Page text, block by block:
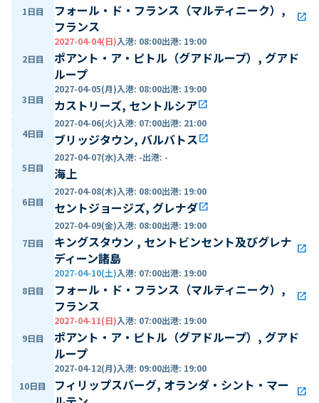
1日目
フォール・ド・フランス（マルティニーク）,
フランス
open_in_new
2日目
2027-04-04(日)入港: 08:00出港: 19:00
ポアント・ア・ピトル（グアドループ）, グアド
ループ
3日目
2027-04-05(月)入港: 08:00出港: 19:00
カストリーズ, セントルシアopen_in_new
4日目
2027-04-06(火)入港: 07:00出港: 21:00
ブリッジタウン, バルバトスopen_in_new
5日目
2027-04-07(水)入港: -出港: -
海上
6日目
2027-04-08(木)入港: 08:00出港: 19:00
セントジョージズ, グレナダopen_in_new
7日目
2027-04-09(金)入港: 08:00出港: 19:00
キングスタウン , セントビンセント及びグレナ
ディーン諸島
open_in_new
8日目
2027-04-10(土)入港: 07:00出港: 19:00
フォール・ド・フランス（マルティニーク）,
フランス
open_in_new
9日目
2027-04-11(日)入港: 07:00出港: 19:00
ポアント・ア・ピトル（グアドループ）, グアド
ループ
10日目
2027-04-12(月)入港: 09:00出港: 19:00
フィリップスバーグ, オランダ・シント・マー
open_in_new